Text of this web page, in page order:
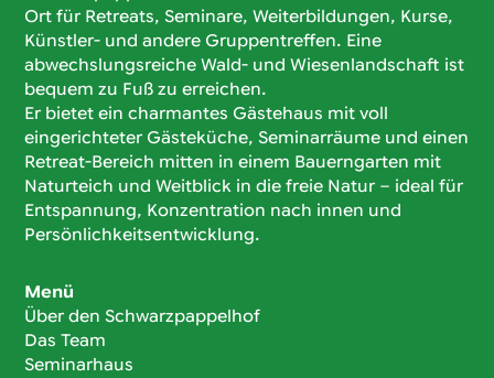
Ort für Retreats, Seminare, Weiterbildungen, Kurse,
Künstler- und andere Gruppentreffen. Eine
abwechslungsreiche Wald- und Wiesenlandschaft ist
bequem zu Fuß zu erreichen.
Er bietet ein charmantes Gästehaus mit voll
eingerichteter Gästeküche, Seminarräume und einen
Retreat-Bereich mitten in einem Bauerngarten mit
Naturteich und Weitblick in die freie Natur – ideal für
Entspannung, Konzentration nach innen und
Persönlichkeitsentwicklung.
Menü
Über den Schwarzpappelhof
Das Team
Seminarhaus